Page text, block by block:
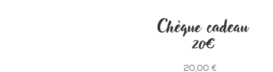
Chèque cadeau
20€
20,00€